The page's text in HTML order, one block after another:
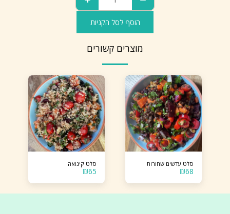
הוסף לסל הקניות
מוצרים קשורים
סלט עדשים שחורות
₪68
סלט קינואה
₪65